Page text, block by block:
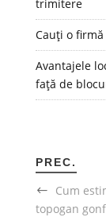
trimitere
Cauți o firmă
Avantajele
față de
PREC.
Cum
topogan